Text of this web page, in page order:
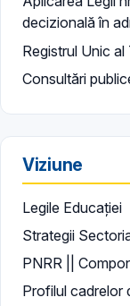
decizională în
Registrul Unic
Consultări
Viziune
Legile Educației
Strategii
PNRR ||
Profilul cadrelor